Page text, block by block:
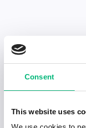
Consent
This website uses
Senaste